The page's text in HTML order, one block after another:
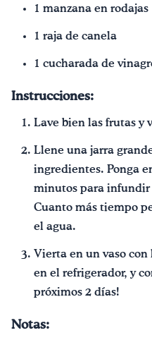
1 manzana en rodajas
1 raja de canela
1 cucharada de
Instrucciones:
Lave bien las frutas y
Llene una jarra
ingredientes. Ponga
minutos para infundir
Cuanto más tiempo
el agua.
Vierta en un vaso con
en el refrigerador, y
próximos 2 días!
Notas: